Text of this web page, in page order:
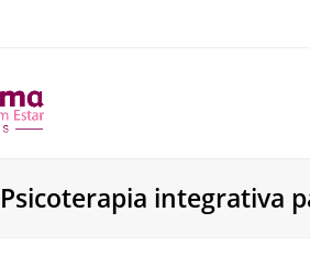
Psicoterapia integrativa